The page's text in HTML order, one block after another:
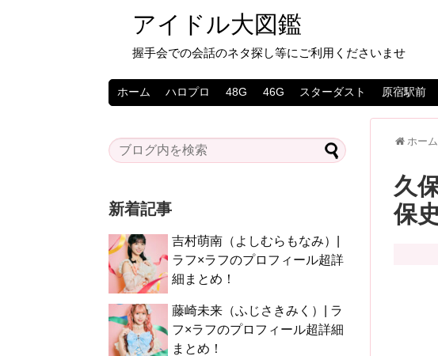
アイドル大図鑑
握手会での会話のネタ探し等にご利用くださいませ
ホーム ハロプロ 48G 46G スターダスト 原宿駅前
ホーム
久
保
新着記事
吉村萌南（よしむらもなみ）|
ラフ×ラフのプロフィール超詳
細まとめ！
藤崎未来（ふじさきみく）| ラ
フ×ラフのプロフィール超詳細
まとめ！